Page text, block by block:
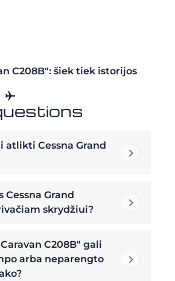
C208B": šiek tiek istorijos
atlikti Cessna Grand
Grand
skrydžiui?
C208B" gali
arba neparengto